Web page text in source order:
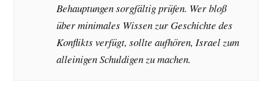
Behauptungen sorgfältig prüfen. Wer bloß
über minimales Wissen zur Geschichte des
Konflikts verfügt, sollte aufhören, Israel zum
alleinigen Schuldigen zu machen.